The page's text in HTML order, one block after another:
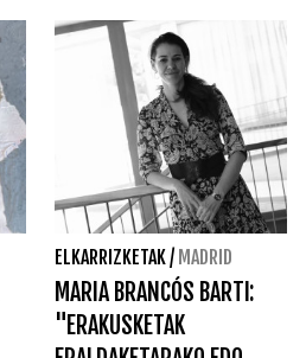
ELKARRIZKETAK/ MADRID
MARIA BRANCÓS BARTI:
"ERAKUSKETAK